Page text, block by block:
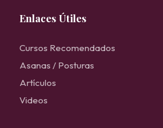
Enlaces Útiles
Cursos Recomendados
Asanas / Posturas
Artículos
Videos